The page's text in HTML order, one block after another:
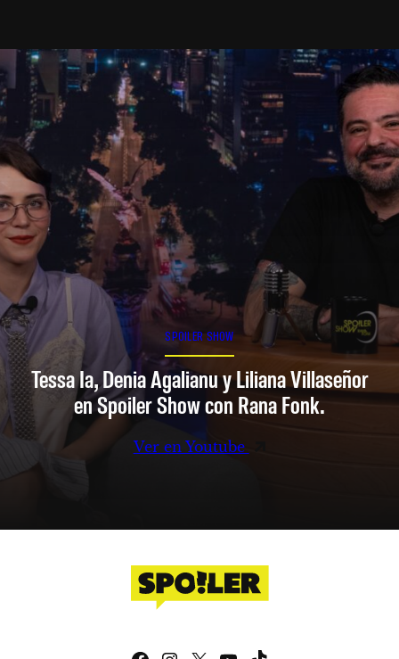
SPOILER SHOW
Tessa Ia, Denia Agalianu y Liliana Villaseñor
en Spoiler Show con Rana Fonk.
Ver en Youtube
Facebook
Instagram
X YouTube